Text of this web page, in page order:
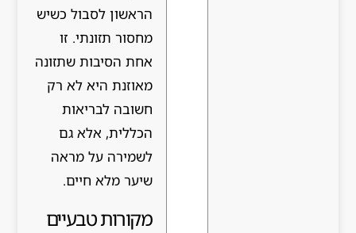
הראשון לסבול כשיש
מחסור תזונתי. זו
אחת הסיבות שתזונה
מאוזנת היא לא רק
חשובה לבריאות
הכללית, אלא גם
לשמירה על מראה
שיער מלא חיים.
מקורות טבעיים